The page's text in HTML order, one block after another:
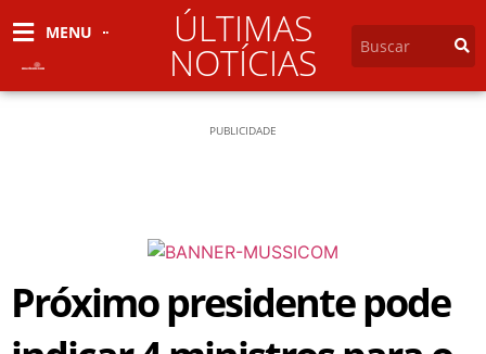
MENU ÚLTIMAS
NOTÍCIAS
PUBLICIDADE
Próximo presidente pode